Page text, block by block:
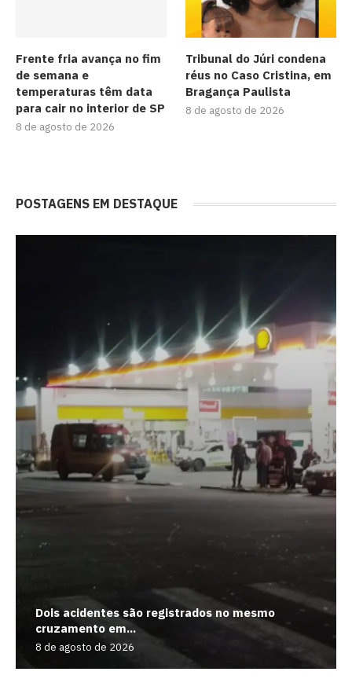
Frente fria avança no fim
de semana e
temperaturas têm data
para cair no interior de SP
8 de agosto de 2026
Tribunal do Júri condena
réus no Caso Cristina, em
Bragança Paulista
8 de agosto de 2026
POSTAGENS EM DESTAQUE
Dois acidentes são registrados no mesmo
cruzamento em...
8 de agosto de 2026